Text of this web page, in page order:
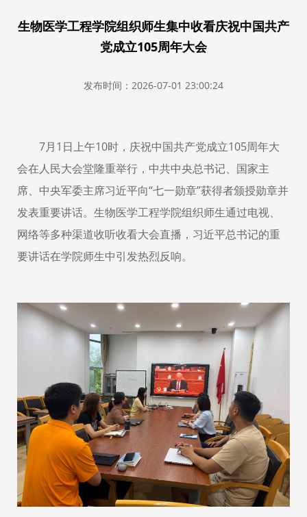
生物医学工程学院组织师生集中收看庆祝中国共产
党成立105周年大会
发布时间：2026-07-01 23:00:24
7月1日上午10时，庆祝中国共产党成立105周年大
会在人民大会堂隆重举行，中共中央总书记、国家主
席、中央军委主席习近平向“七一勋章”获得者颁授勋章并
发表重要讲话。生物医学工程学院组织师生通过电视、
网络等多种渠道收听收看大会直播，习近平总书记的重
要讲话在学院师生中引发热烈反响。